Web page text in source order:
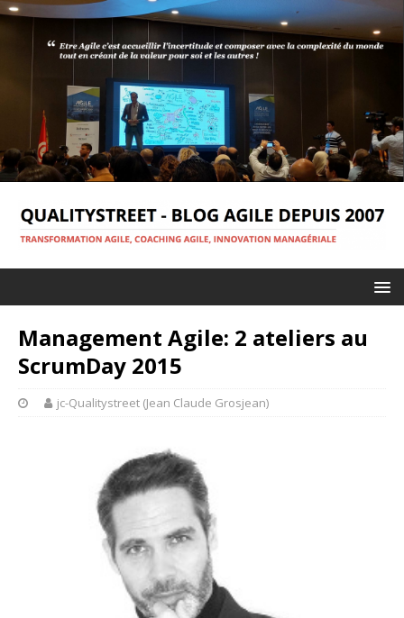
Management Agile: 2 ateliers au
ScrumDay 2015
jc-Qualitystreet (Jean Claude Grosjean)